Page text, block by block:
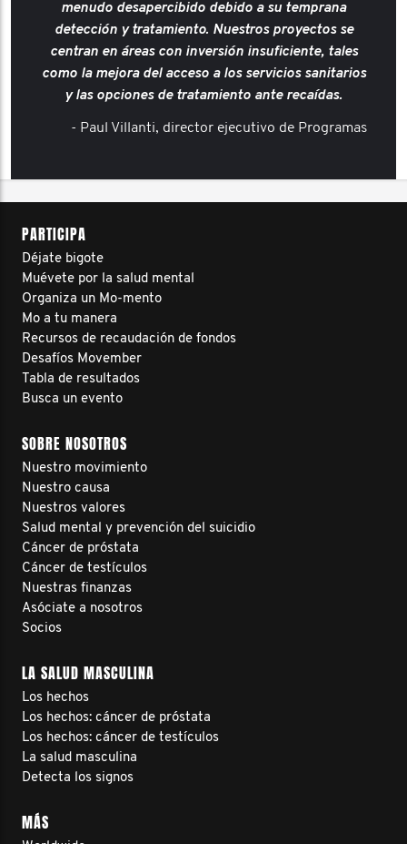
menudo desapercibido debido a su temprana
detección y tratamiento. Nuestros proyectos se
centran en áreas con inversión insuficiente, tales
como la mejora del acceso a los servicios sanitarios
y las opciones de tratamiento ante recaídas.
- Paul Villanti, director ejecutivo de Programas
PARTICIPA
Déjate bigote
Muévete por la salud mental
Organiza un Mo-mento
Mo a tu manera
Recursos de recaudación de fondos
Desafíos Movember
Tabla de resultados
Busca un evento
SOBRE NOSOTROS
Nuestro movimiento
Nuestro causa
Nuestros valores
Salud mental y prevención del suicidio
Cáncer de próstata
Cáncer de testículos
Nuestras finanzas
Asóciate a nosotros
Socios
LA SALUD MASCULINA
Los hechos
Los hechos: cáncer de próstata
Los hechos: cáncer de testículos
La salud masculina
Detecta los signos
MÁS